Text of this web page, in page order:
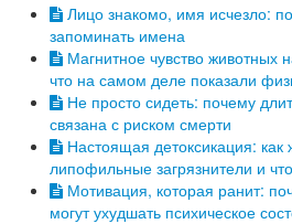
Лицо знакомо, имя исчезло:
запоминать имена
Магнитное чувство животных
что на самом деле показали
Не просто сидеть: почему
связана с риском смерти
Настоящая детоксикация: как
липофильные загрязнители и
Мотивация, которая ранит:
могут ухудшать психическое